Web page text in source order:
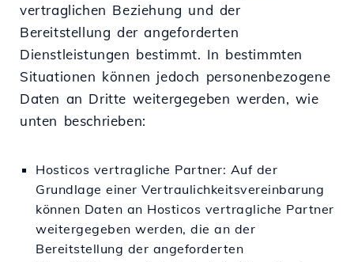
vertraglichen Beziehung und der
Bereitstellung der angeforderten
Dienstleistungen bestimmt. In bestimmten
Situationen können jedoch personenbezogene
Daten an Dritte weitergegeben werden, wie
unten beschrieben:
Hosticos vertragliche Partner: Auf der
Grundlage einer Vertraulichkeitsvereinbarung
können Daten an Hosticos vertragliche Partner
weitergegeben werden, die an der
Bereitstellung der angeforderten